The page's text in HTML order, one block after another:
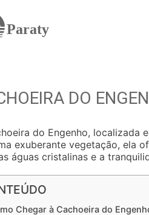
Paraty
DO
do Engenho, localizada
exuberante vegetação, ela
águas cristalinas e a
Chegar à Cachoeira do